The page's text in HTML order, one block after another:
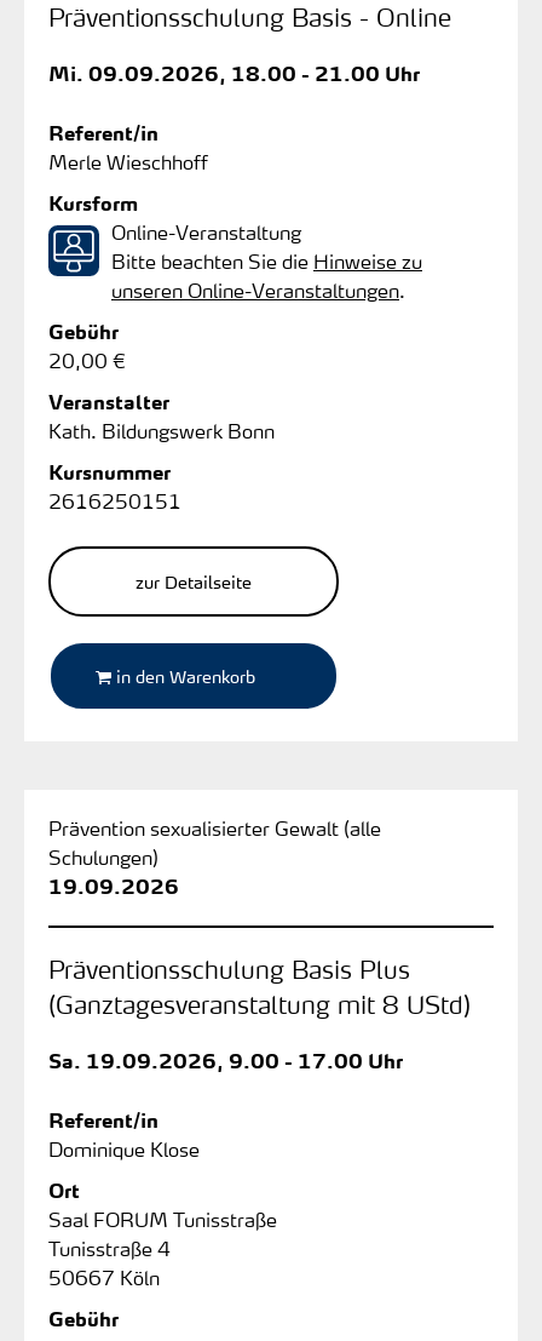
Präventionsschulung Basis - Online
Mi. 09.09.2026, 18.00 - 21.00 Uhr
Referent/in
Merle Wieschhoff
Kursform
Online-Veranstaltung
Bitte beachten Sie die Hinweise zu
unseren Online-Veranstaltungen.
Gebühr
20,00 €
Veranstalter
Kath. Bildungswerk Bonn
Kursnummer
2616250151
zur Detailseite
in den Warenkorb
Prävention sexualisierter Gewalt (alle
Schulungen)
19.09.2026
Präventionsschulung Basis Plus
(Ganztagesveranstaltung mit 8 UStd)
Sa. 19.09.2026, 9.00 - 17.00 Uhr
Referent/in
Dominique Klose
Ort
Saal FORUM Tunisstraße
Tunisstraße 4
50667 Köln
Gebühr